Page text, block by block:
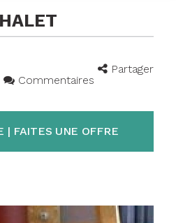
Partager
Commentaires
| FAITES UNE OFFRE